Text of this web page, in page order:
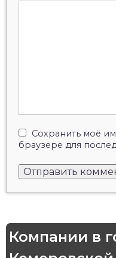
Сохранить моё
браузере для
Компании в